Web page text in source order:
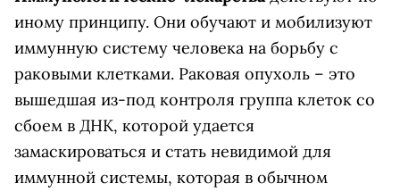
иному принципу. Они обучают и мобилизуют
иммунную систему человека на борьбу с
раковыми клетками. Раковая опухоль – это
вышедшая из-под контроля группа клеток со
сбоем в ДНК, которой удается
замаскироваться и стать невидимой для
иммунной системы, которая в обычном